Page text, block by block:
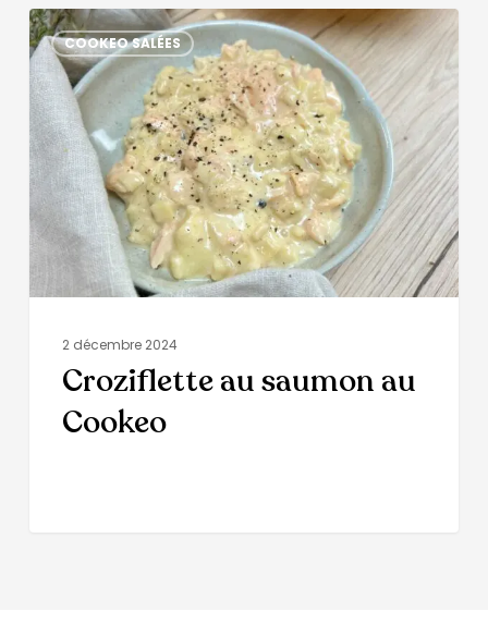
COOKEO SALÉES
2 décembre 2024
Croziflette au saumon au
Cookeo